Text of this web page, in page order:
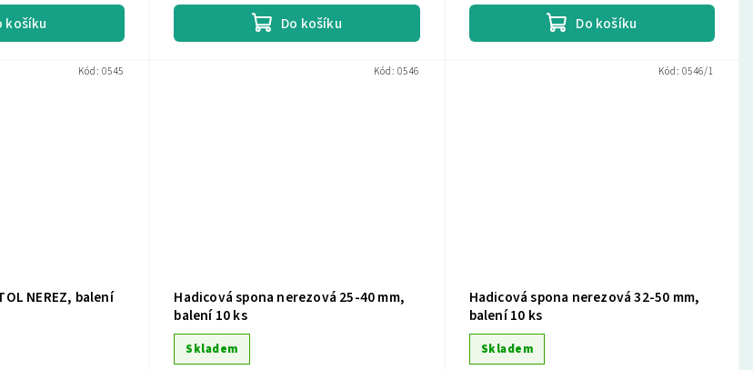
košíku Do košíku Do košíku
NEREZ, balení
Kód:0545
Hadicová spona nerezová 25-40 mm,
balení 10 ks
Skladem
Kód: 0546
Hadicová spona nerezová 32-50 mm,
balení 10 ks
Skladem
Kód: 0546/1